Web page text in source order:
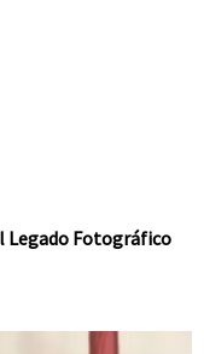
Legado Fotográfico